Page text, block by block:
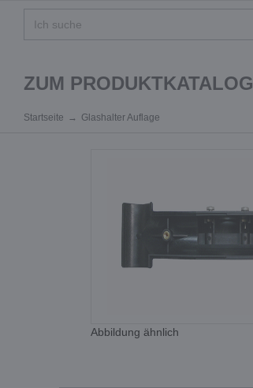
ZUM PRODUKTKATALOG
Startseite Glashalter Auflage
Abbildung ähnlich